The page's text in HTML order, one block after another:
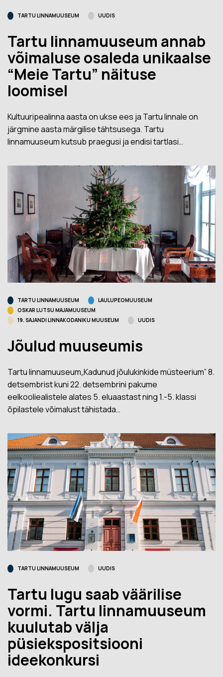
TARTU LINNAMUUSEUM UUDIS
Tartu linnamuuseum annab
võimaluse osaleda unikaalse
“Meie Tartu” näituse
loomisel
Kultuuripealinna aasta on ukse ees ja Tartu linnale on
järgmine aasta märgilise tähtsusega. Tartu
linnamuuseum kutsub praegusi ja endisi tartlasi…
TARTU LINNAMUUSEUM
LAULUPEOMUUSEUM
OSKAR LUTSU MAJAMUUSEUM
19. SAJANDI LINNAKODANIKU MUUSEUM
UUDIS
Jõulud muuseumis
Tartu linnamuuseum„Kadunud jõulukinkide müsteerium” 8.
detsembrist kuni 22. detsembrini pakume
eelkooliealistele alates 5. eluaastast ning 1.-5. klassi
õpilastele võimalust tähistada…
TARTU LINNAMUUSEUM UUDIS
Tartu lugu saab väärilise
vormi. Tartu linnamuuseum
kuulutab välja
püsiekspositsiooni
ideekonkursi